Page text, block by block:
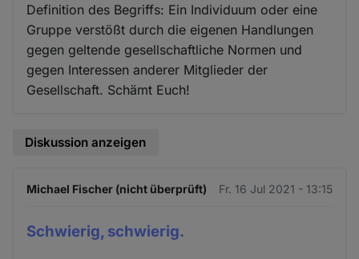
Definition des Begriffs: Ein Individuum oder eine
Gruppe verstößt durch die eigenen Handlungen
gegen geltende gesellschaftliche Normen und
gegen Interessen anderer Mitglieder der
Gesellschaft. Schämt Euch!
Diskussion anzeigen
Michael Fischer (nicht überprüft) Fr. 16 Jul 2021 - 13:15
Schwierig, schwierig.